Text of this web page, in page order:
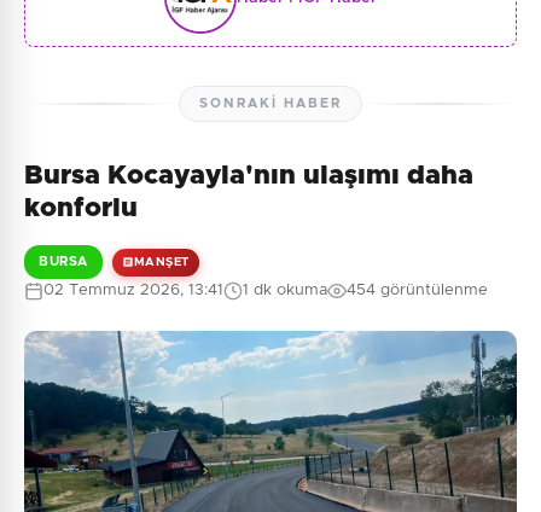
SONRAKI HABER
Bursa Kocayayla'nın ulaşımı daha
konforlu
BURSA MANŞET
02 Temmuz 2026, 13:41 1 dk okuma 454 görüntülenme